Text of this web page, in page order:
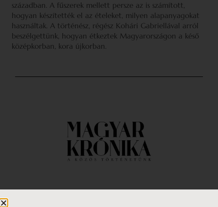
században. A fűszerek mellett persze az is számított,
hogyan készítették el az ételeket, milyen alapanyagokat
használtak. A történész, régész Kohári Gabriellával arról
beszélgettünk, hogyan étkeztek Magyarországon a késő
középkorban, kora újkorban.